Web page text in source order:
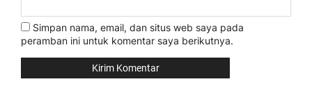
Simpan nama, email, dan situs web saya pada
peramban ini untuk komentar saya berikutnya.